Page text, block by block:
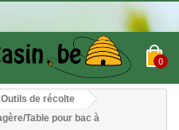
0
Outils de récolte
Table pour bac à